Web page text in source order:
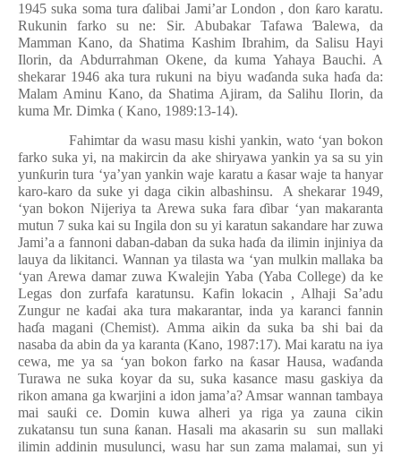
1945 suka soma turaɗalibai Jami’ar London , don ƙaro karatu.
Rukunin farko su ne: Sir. Abubakar Tafawa Ɓalewa, da
Mamman Kano, da Shatima Kashim Ibrahim, da Salisu Hayi
Ilorin, da Abdurrahman Okene, da kuma Yahaya Bauchi. A
shekarar 1946 aka tura rukuni na biyu waɗanda suka haɗa da:
Malam Aminu Kano, da Shatima Ajiram, da Salihu Ilorin, da
kuma Mr. Dimka ( Kano, 1989:13-14).
Fahimtar da wasu masu kishi yankin, wato ‘yan bokon
farko suka yi, na makircin da ake shiryawa yankin ya sa su yin
yunƙurin tura ‘ya’yan yankin waje karatu a ƙasar waje ta hanyar
karo-karo da suke yi daga cikin albashinsu.
A shekarar 1949,
‘yan bokon Nijeriya ta Arewa suka faraɗibar ‘yan makaranta
mutun 7 suka kai su Ingila don su yi karatun sakandare har zuwa
Jami’a a fannoni daban-daban da suka haɗa da ilimin injiniya da
lauya da likitanci. Wannan ya tilasta wa ‘yan mulkin mallaka ba
‘yan Arewa damar zuwa Kwalejin Yaba (Yaba College) da ke
Legas don zurfafa karatunsu. Kafin lokacin , Alhaji Sa’adu
Zungur ne kaɗai aka tura makarantar, inda ya karanci fannin
haɗa magani (Chemist). Amma aikin da suka ba shi bai da
nasaba da abin da ya karanta (Kano, 1987:17). Mai karatu na iya
cewa, me ya sa ‘yan bokon farko na ƙasar Hausa, waɗanda
Turawa ne suka koyar da su, suka kasance masu gaskiya da
rikon amana ga kwarjini a idon jama’a? Amsar wannan tambaya
mai sauƙi ce. Domin kuwa alheri ya riga ya zauna cikin
zukatansu tun suna ƙanan. Hasali ma akasarin su
sun mallaki
ilimin addinin musulunci, wasu har sun zama malamai, sun yi